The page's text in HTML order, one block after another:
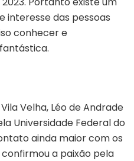
interesse das pessoas
conhecer e
Velha, Léo de Andrade
Universidade Federal do
ainda maior com os
a paixão pela